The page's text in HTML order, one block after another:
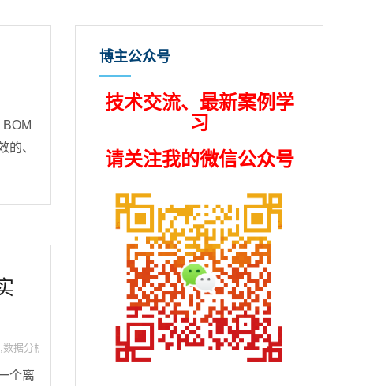
的、
,数据分析师教程
个离
博主公众号
技术交流、最新案例学
习
请关注我的微信公众号